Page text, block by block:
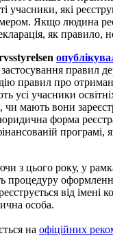
учасники, які
Якщо людина
як правило,
правил
правил про
усі учасники
чи мають вони
форма
програмі,
з цього року, у
процедуру
від імені
особа.
на офіційних